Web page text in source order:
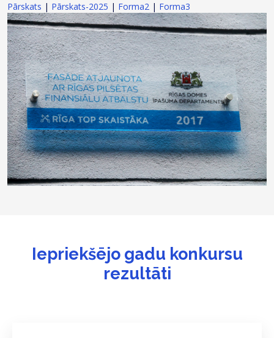
Pārskats | Pārskats-2025 | Forma2 | Forma3
Iepriekšējo gadu konkursu
rezultāti